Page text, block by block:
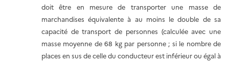
doit être en mesure de transporter une masse de
marchandises équivalente à au moins le double de sa
capacité de transport de personnes (calculée avec une
masse moyenne de 68 kg par personne ; si le nombre de
places en sus de celle du conducteur est inférieur ou égal à